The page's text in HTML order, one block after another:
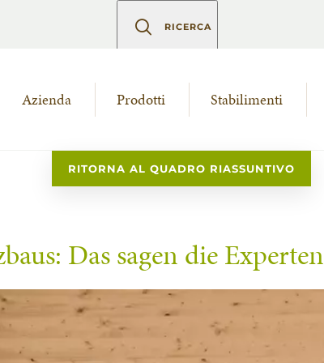
RICERCA
Azienda Prodotti Stabilimenti
RITORNA AL QUADRO RIASSUNTIVO
Das sagen die Experten